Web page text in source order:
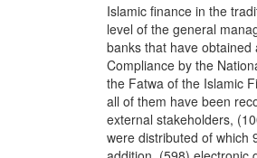
Islamic finance in the
level of the general
banks that have
Compliance by the
the Fatwa of the Islamic
all of them have been
external stakeholders,
were distributed of which